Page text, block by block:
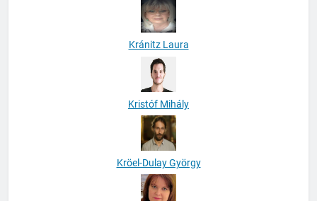
Kránitz Laura
Kristóf Mihály
Kröel-Dulay György